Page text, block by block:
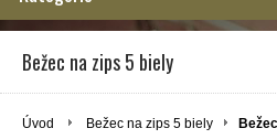
Bežec na zips 5 biely
Úvod Bežec na zips 5 biely